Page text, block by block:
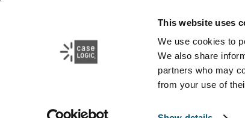
This website uses
We use cookies to
We also share
partners who may
from your use of